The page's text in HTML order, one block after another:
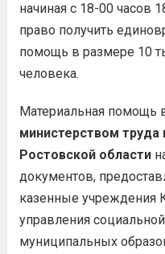
начиная с 18-00 часов
право получить
помощь в размере 10
человека.
Материальная помощь
министерством труда
Ростовской области
документов,
казенные учреждения
управления
муниципальных